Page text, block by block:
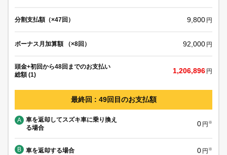
分割支払額（×47回） 9,800 円
ボーナス月加算額 （×8回） 92,000 円
頭金+初回から48回までのお支払い
総額 (1)
1,206,896 円
最終回 : 49回目のお支払額
A
車を返却してスズキ車に乗り換え
る場合
0 円 ※
B 車を返却する場合 0 円 ※